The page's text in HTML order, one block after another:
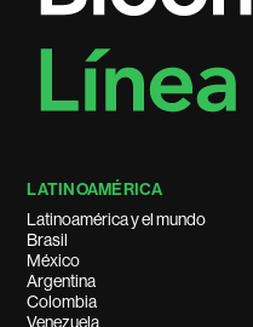
LATINOAMÉRICA
Latinoamérica y el mundo
Brasil
México
Argentina
Colombia
Venezuela